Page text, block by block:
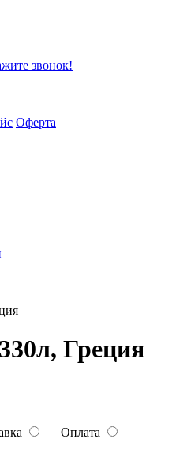
звонок!
Оферта
Греция
Оплата